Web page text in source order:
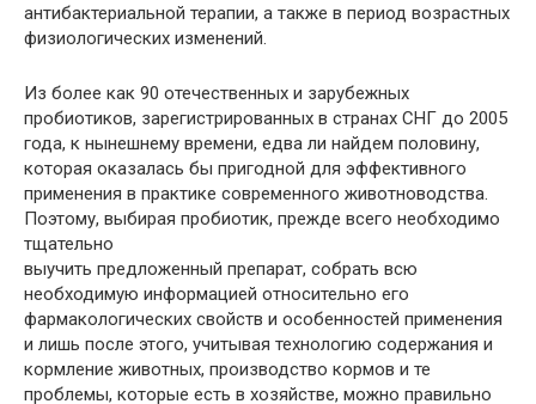
антибактериальной терапии, а также в период возрастных
физиологических изменений.
Из более как 90 отечественных и зарубежных
пробиотиков, зарегистрированных в странах СНГ до 2005
года, к нынешнему времени, едва ли найдем половину,
которая оказалась бы пригодной для эффективного
применения в практике современного животноводства.
Поэтому, выбирая пробиотик, прежде всего необходимо
тщательно
выучить предложенный препарат, собрать всю
необходимую информацией относительно его
фармакологических свойств и особенностей применения
и лишь после этого, учитывая технологию содержания и
кормление животных, производство кормов и те
проблемы, которые есть в хозяйстве, можно правильно